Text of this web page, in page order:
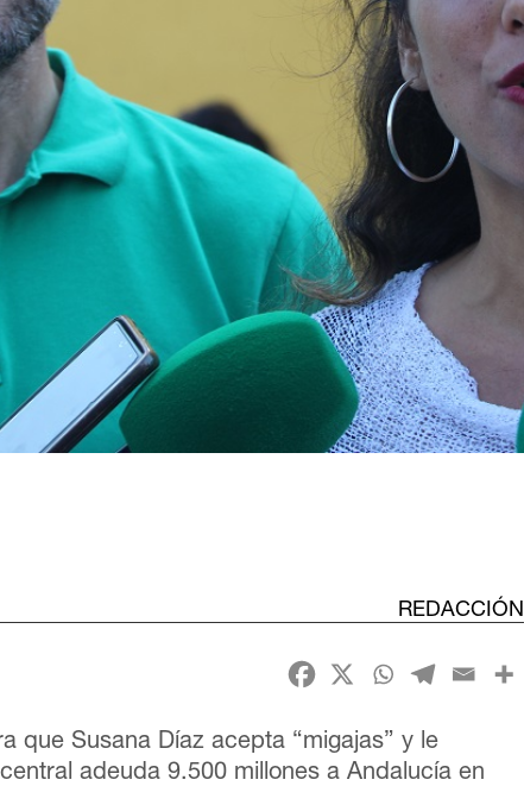
REDACCIÓN
que Susana Díaz acepta “migajas” y le
adeuda 9.500 millones a Andalucía en